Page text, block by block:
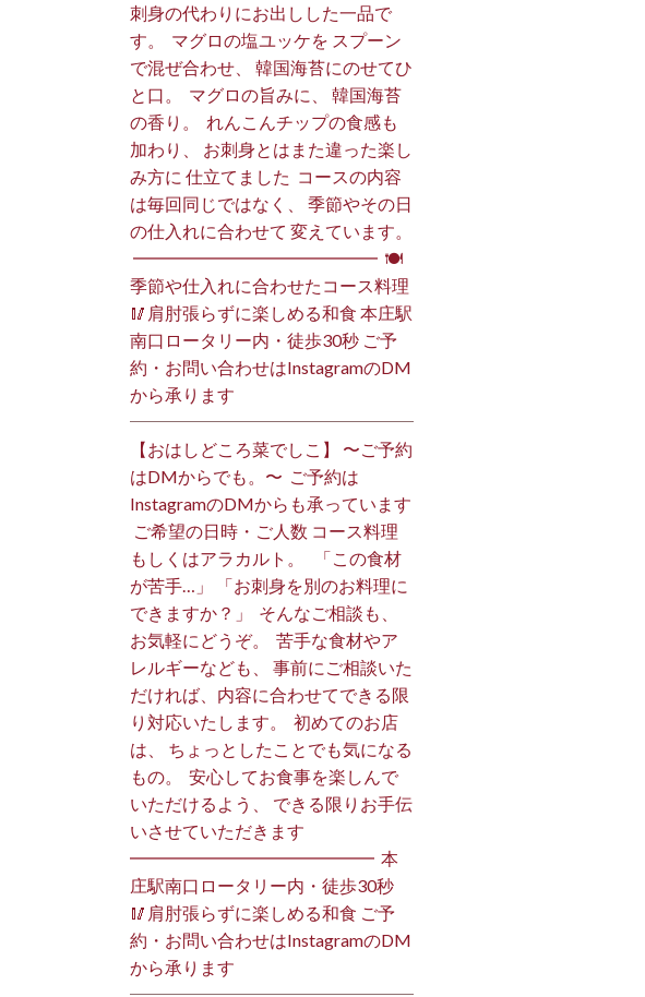
刺身の代わりにお出しした一品で
す。 ⁡ マグロの塩ユッケを スプーン
で混ぜ合わせ、 韓国海苔にのせてひ
と口。 ⁡ マグロの旨みに、 韓国海苔
の香り。 ⁡ れんこんチップの食感も
加わり、 お刺身とはまた違った楽し
み方に 仕立てました️ ⁡ コースの内容
は毎回同じではなく、 季節やその日
の仕入れに合わせて 変えています。
⁡ ━━━━━━━━━━━━━━ ⁡ 🍽
季節や仕入れに合わせたコース料理
🥢肩肘張らずに楽しめる和食 本庄駅
南口ロータリー内・徒歩30秒 ご予
約・お問い合わせはInstagramのDM
から承ります ⁡
【おはしどころ菜でしこ】 〜ご予約
はDMからでも。〜 ⁡ ご予約は
InstagramのDMからも承っています
⁡ ご希望の日時・ご人数 コース料理
もしくはアラカルト。 ⁡ ⁡ 「この食材
が苦手…」 「お刺身を別のお料理に
できますか？」 ⁡ そんなご相談も、
お気軽にどうぞ。 ⁡ 苦手な食材やア
レルギーなども、 事前にご相談いた
だければ、内容に合わせてできる限
り対応いたします。 ⁡ 初めてのお店
は、 ちょっとしたことでも気になる
もの。 ⁡ 安心してお食事を楽しんで
いただけるよう、 できる限りお手伝
いさせていただきます️ ⁡
━━━━━━━━━━━━━━ ⁡ 本
庄駅南口ロータリー内・徒歩30秒
🥢肩肘張らずに楽しめる和食 ご予
約・お問い合わせはInstagramのDM
から承ります ⁡